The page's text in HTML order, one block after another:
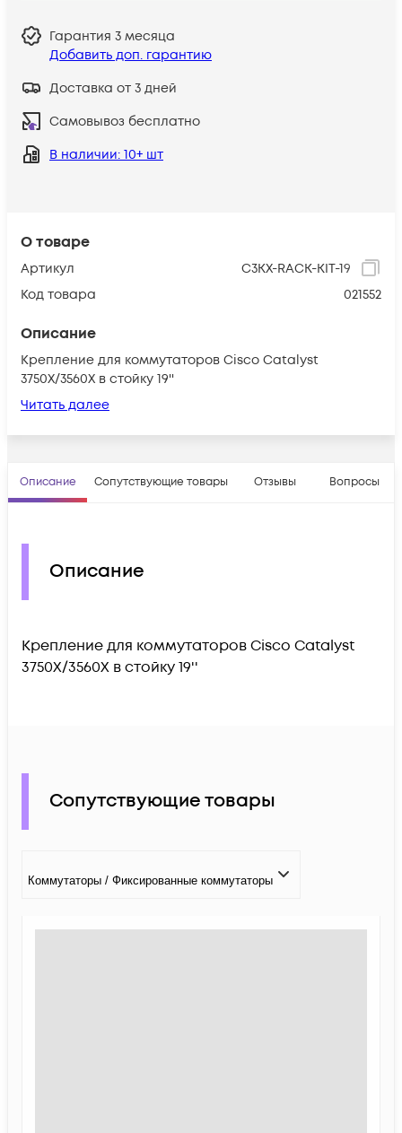
О товаре
Артикул
C3KX-RACK-KIT-19
Код товара
021552
Описание
Крепление для коммутаторов Cisco Catalyst
3750X/3560X в стойку 19''
Читать далее
Гарантия 3 месяца
Добавить доп. гарантию
Доставка от 3 дней
Самовывоз бесплатно
В наличии: 10+ шт
Описание Сопутствующие товары Отзывы Вопросы
Описание
Крепление для коммутаторов Cisco Catalyst
3750X/3560X в стойку 19''
Сопутствующие товары
Коммутаторы / Фиксированные коммутаторы